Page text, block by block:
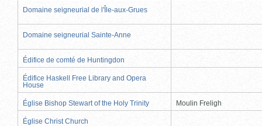
Domaine seigneurial de l'Île-aux-Grues
Domaine seigneurial Sainte-Anne
Édifice de comté de Huntingdon
Édifice Haskell Free Library and Opera
House
Église Bishop Stewart of the Holy Trinity Moulin Freligh
Église Christ Church